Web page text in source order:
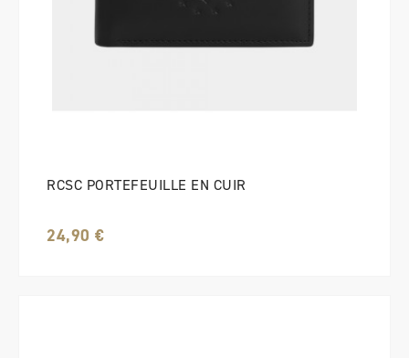
RCSC PORTEFEUILLE EN CUIR
24,90 €